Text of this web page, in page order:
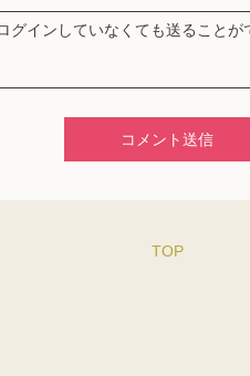
コメント送信
TOP